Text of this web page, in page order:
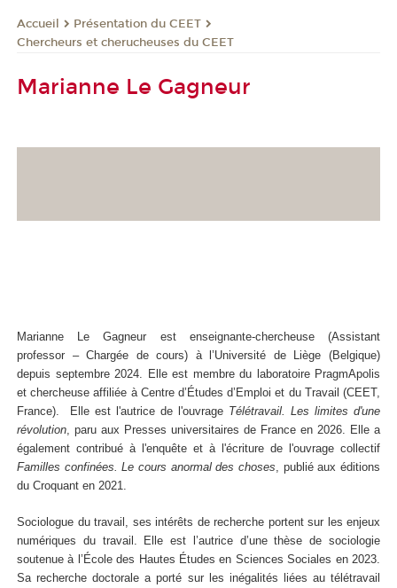
Accueil
Présentation du CEET
Chercheurs et cherucheuses du CEET
Marianne Le Gagneur
Marianne Le Gagneur est enseignante-chercheuse (Assistant
professor –Chargée de cours) à l’Université de Liège (Belgique)
depuis septembre 2024. Elle est membre du laboratoire PragmApolis
et chercheuse affiliée à Centre d’Études d’Emploi et du Travail (CEET,
France). Elle est l'autrice de l'ouvrage Télétravail. Les limites d'une
révolution, paru aux Presses universitaires de France en 2026. Elle a
également contribué à l'enquête et à l'écriture de l'ouvrage collectif
Familles confinées. Le cours anormal des choses, publié aux éditions
du Croquant en 2021.
Sociologue du travail, ses intérêts de recherche portent sur les enjeux
numériques du travail. Elle est l’autrice d’une thèse de sociologie
soutenue à l’École des Hautes Études en Sciences Sociales en 2023.
Sa recherche doctorale a porté sur les inégalités liées au télétravail